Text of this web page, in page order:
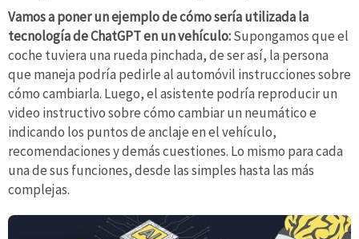
Vamos a poner un ejemplo de cómo sería utilizada la
tecnología de ChatGPT en un vehículo:Supongamos que el
coche tuviera una rueda pinchada, de ser así, la persona
que maneja podría pedirle al automóvil instrucciones sobre
cómo cambiarla. Luego, el asistente podría reproducir un
video instructivo sobre cómo cambiar un neumático e
indicando los puntos de anclaje en el vehículo,
recomendaciones y demás cuestiones. Lo mismo para cada
una de sus funciones, desde las simples hasta las más
complejas.